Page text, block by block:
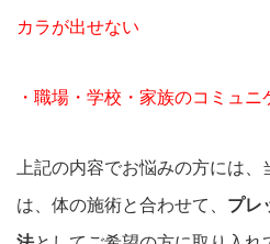
カラが出せない
・職場・学校・家族のコミュ
上記の内容でお悩みの方には
は、体の施術と合わせて、 プレ